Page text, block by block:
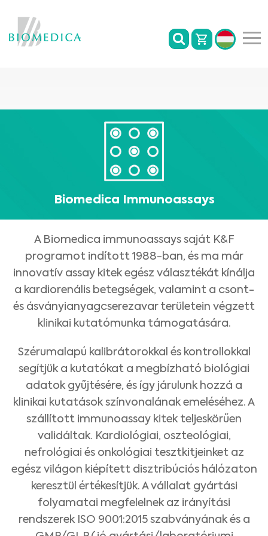
Biomedica Immunoassays
A Biomedica immunoassays saját K&F
programot indított 1988-ban, és ma már
innovatív assay kitek egész választékát kínálja
a kardiorenális betegségek, valamint a csont-
és ásványianyagcserezavar területein végzett
klinikai kutatómunka támogatására.
Szérumalapú kalibrátorokkal és kontrollokkal
segítjük a kutatókat a megbízható biológiai
adatok gyűjtésére, és így járulunk hozzá a
klinikai kutatások színvonalának emeléséhez. A
szállított immunoassay kitek teljeskörűen
validáltak. Kardiológiai, oszteológiai,
nefrológiai és onkológiai tesztkitjeinket az
egész világon kiépített disztribúciós hálózaton
keresztül értékesítjük. A vállalat gyártási
folyamatai megfelelnek az irányítási
rendszerek ISO 9001:2015 szabványának és a